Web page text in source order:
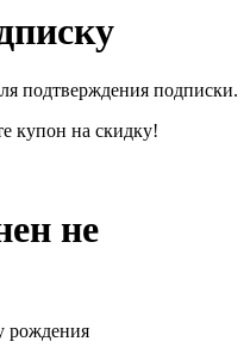
подтверждения подписки.
купон на скидку!
не
рождения